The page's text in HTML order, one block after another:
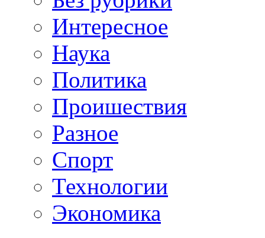
Интересное
Наука
Политика
Проишествия
Разное
Спорт
Технологии
Экономика